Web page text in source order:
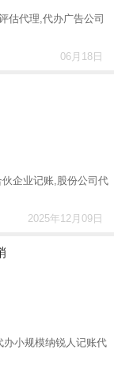
估代理,代办广告公司
06月18日
企业记账,股份公司代
2025年12月09日
小规模纳锐人记账代